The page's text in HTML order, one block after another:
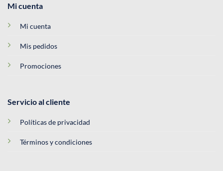
Mi cuenta
Mi cuenta
Mis pedidos
Promociones
Servicio al cliente
Políticas de privacidad
Términos y condiciones